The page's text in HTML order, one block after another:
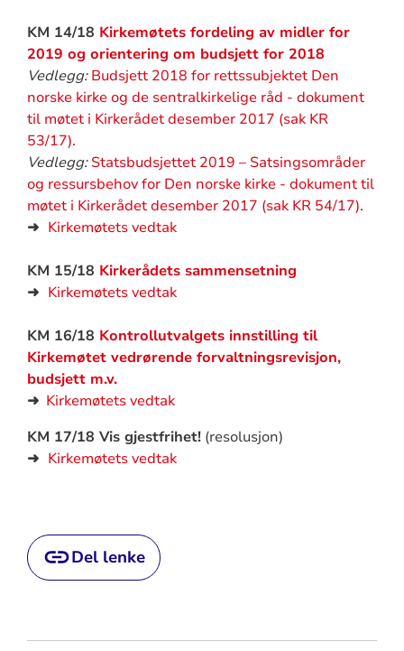
KM 14/18 Kirkemøtets fordeling av midler for
2019 og orientering om budsjett for 2018
Vedlegg: Budsjett 2018 for rettssubjektet Den
norske kirke og de sentralkirkelige råd - dokument
til møtet i Kirkerådet desember 2017 (sak KR
53/17).
Vedlegg: Statsbudsjettet 2019 – Satsingsområder
og ressursbehov for Den norske kirke - dokument til
møtet i Kirkerådet desember 2017 (sak KR 54/17).
➜ Kirkemøtets vedtak
KM 15/18 Kirkerådets sammensetning
➜ Kirkemøtets vedtak
KM 16/18 Kontrollutvalgets innstilling til
Kirkemøtet vedrørende forvaltningsrevisjon,
budsjett m.v.
➜ Kirkemøtets vedtak
KM 17/18 Vis gjestfrihet!(resolusjon)
➜ Kirkemøtets vedtak
Del lenke